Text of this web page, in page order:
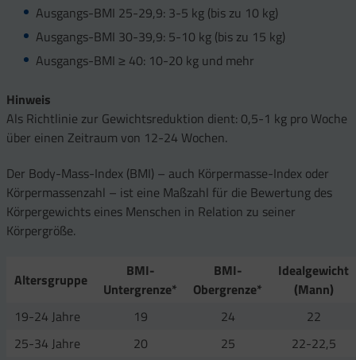
Ausgangs-BMI 25-29,9: 3-5 kg (bis zu 10 kg)
Ausgangs-BMI 30-39,9: 5-10 kg (bis zu 15 kg)
Ausgangs-BMI ≥ 40: 10-20 kg und mehr
Hinweis
Als Richtlinie zur Gewichtsreduktion dient: 0,5-1 kg pro Woche
über einen Zeitraum von 12-24 Wochen.
Der Body-Mass-Index (BMI) – auch Körpermasse-Index oder
Körpermassenzahl – ist eine Maßzahl für die Bewertung des
Körpergewichts eines Menschen in Relation zu seiner
Körpergröße.
Altersgruppe
BMI-
Untergrenze*
BMI-
Obergrenze*
Idealgewicht
(Mann)
19-24 Jahre
19 24
22
25-34 Jahre
20 25
22-22,5